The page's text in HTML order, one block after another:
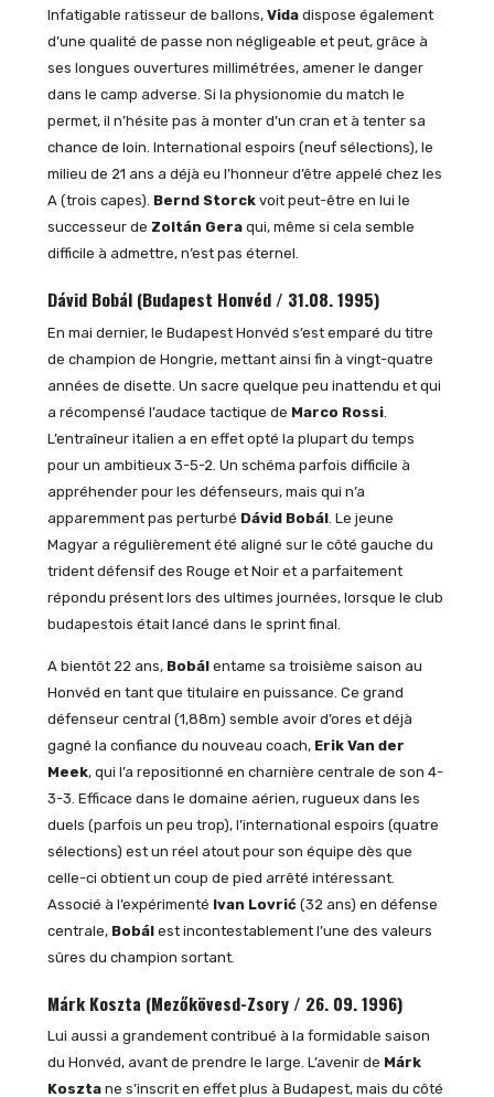
Infatigable ratisseur de ballons, Vidadispose également
d’une qualité de passe non négligeable et peut, grâce à
ses longues ouvertures millimétrées, amener le danger
dans le camp adverse. Si la physionomie du match le
permet, il n’hésite pas à monter d’un cran et à tenter sa
chance de loin. International espoirs (neuf sélections), le
milieu de 21 ans a déjà eu l’honneur d’être appelé chez les
A (trois capes). Bernd Storckvoit peut-être en lui le
successeur de Zoltán Geraqui, même si cela semble
difficile à admettre, n’est pas éternel.
Dávid Bobál (Budapest Honvéd / 31.08. 1995)
En mai dernier, le Budapest Honvéd s’est emparé du titre
de champion de Hongrie, mettant ainsi fin à vingt-quatre
années de disette. Un sacre quelque peu inattendu et qui
a récompensé l’audace tactique de Marco Rossi.
L’entraîneur italien a en effet opté la plupart du temps
pour un ambitieux 3-5-2. Un schéma parfois difficile à
appréhender pour les défenseurs, mais qui n’a
apparemment pas perturbé Dávid Bobál. Le jeune
Magyar a régulièrement été aligné sur le côté gauche du
trident défensif des Rouge et Noir et a parfaitement
répondu présent lors des ultimes journées, lorsque le club
budapestois était lancé dans le sprint final.
A bientôt 22 ans, Bobálentame sa troisième saison au
Honvéd en tant que titulaire en puissance. Ce grand
défenseur central (1,88m) semble avoir d’ores et déjà
gagné la confiance du nouveau coach, Erik Van der
Meek, qui l’a repositionné en charnière centrale de son 4-
3-3. Efficace dans le domaine aérien, rugueux dans les
duels (parfois un peu trop), l’international espoirs (quatre
sélections) est un réel atout pour son équipe dès que
celle-ci obtient un coup de pied arrêté intéressant.
Associé à l’expérimenté Ivan Lovrić(32 ans) en défense
centrale, Bobálest incontestablement l’une des valeurs
sûres du champion sortant.
Márk Koszta (Mezőkövesd-Zsory / 26. 09. 1996)
Lui aussi a grandement contribué à la formidable saison
du Honvéd, avant de prendre le large. L’avenir de Márk
Kosztane s’inscrit en effet plus à Budapest, mais du côté